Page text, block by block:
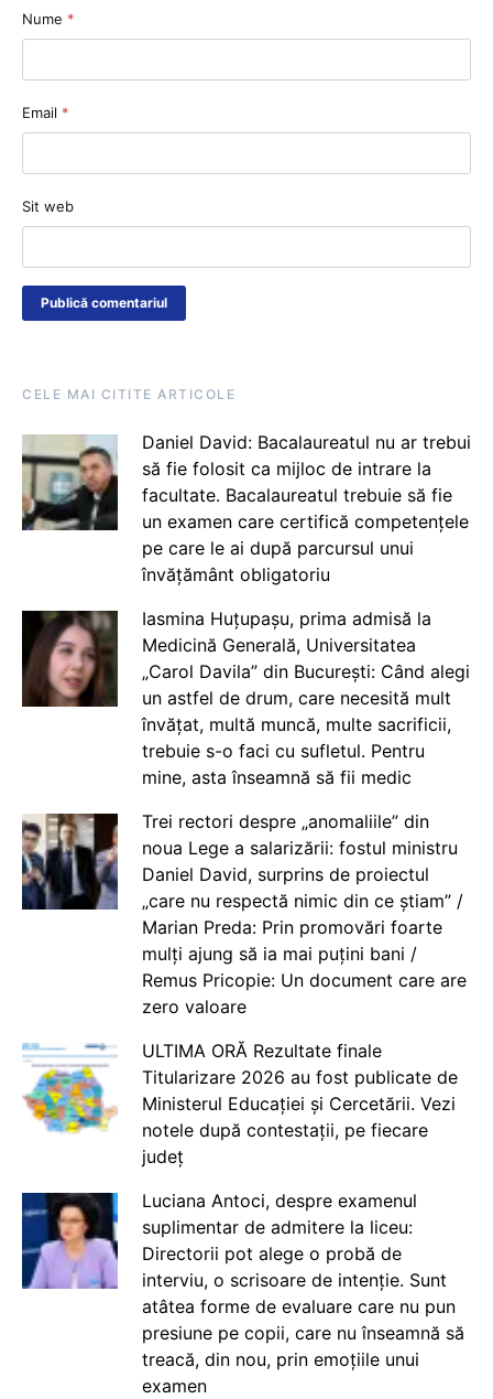
Nume *
Email *
Sit web
CELE MAI CITITE ARTICOLE
Daniel David: Bacalaureatul nu ar trebui
să fie folosit ca mijloc de intrare la
facultate. Bacalaureatul trebuie să fie
un examen care certifică competențele
pe care le ai după parcursul unui
învățământ obligatoriu
Iasmina Huțupașu, prima admisă la
Medicină Generală, Universitatea
„Carol Davila” din București: Când alegi
un astfel de drum, care necesită mult
învățat, multă muncă, multe sacrificii,
trebuie s-o faci cu sufletul. Pentru
mine, asta înseamnă să fii medic
Trei rectori despre „anomaliile” din
noua Lege a salarizării: fostul ministru
Daniel David, surprins de proiectul
„care nu respectă nimic din ce știam” /
Marian Preda: Prin promovări foarte
mulți ajung să ia mai puțini bani /
Remus Pricopie: Un document care are
zero valoare
ULTIMA ORĂ Rezultate finale
Titularizare 2026 au fost publicate de
Ministerul Educației și Cercetării. Vezi
notele după contestații, pe fiecare
județ
Luciana Antoci, despre examenul
suplimentar de admitere la liceu:
Directorii pot alege o probă de
interviu, o scrisoare de intenție. Sunt
atâtea forme de evaluare care nu pun
presiune pe copii, care nu înseamnă să
treacă, din nou, prin emoțiile unui
examen